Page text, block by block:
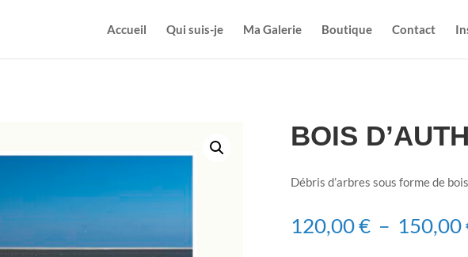
Accueil Qui suis-je Ma Galerie Boutique Contact
BOIS
Débris d’arbres sous forme de
120,00€ – 150,00